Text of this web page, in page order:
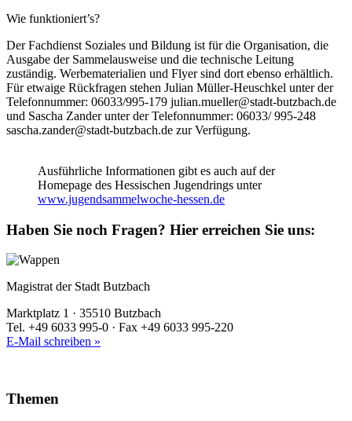
Wie funktioniert’s?
Der Fachdienst Soziales und Bildung ist für die Organisation, die
Ausgabe der Sammelausweise und die technische Leitung
zuständig. Werbematerialien und Flyer sind dort ebenso erhältlich.
Für etwaige Rückfragen stehen Julian Müller-Heuschkel unter der
Telefonnummer: 06033/995-179 julian.mueller@stadt-butzbach.de
und Sascha Zander unter der Telefonnummer: 06033/ 995-248
sascha.zander@stadt-butzbach.de zur Verfügung.
Ausführliche Informationen gibt es auch auf der
Homepage des Hessischen Jugendrings unter
www.jugendsammelwoche-hessen.de
Haben Sie noch Fragen? Hier erreichen Sie uns:
Magistrat der Stadt Butzbach
Marktplatz 1 · 35510 Butzbach
Tel. +49 6033 995-0 · Fax +49 6033 995-220
E-Mail schreiben »
Themen